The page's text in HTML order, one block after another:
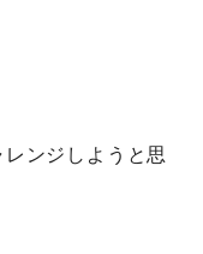
ンジしようと思